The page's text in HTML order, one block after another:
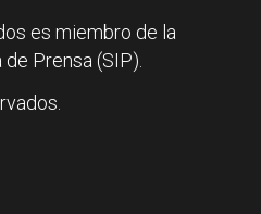
es miembro de la
Prensa (SIP).